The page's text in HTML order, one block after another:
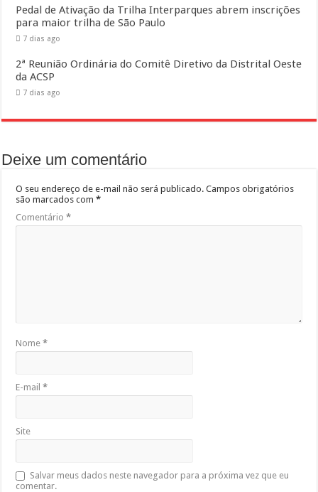
Pedal de Ativação da Trilha Interparques abrem inscrições
para maior trilha de São Paulo
7 dias ago
2ª Reunião Ordinária do Comitê Diretivo da Distrital Oeste
da ACSP
7 dias ago
Deixe um comentário
O seu endereço de e-mail não será publicado. Campos obrigatórios
são marcados com*
Comentário*
Nome*
E-mail*
Site
Salvar meus dados neste navegador para a próxima vez que eu
comentar.